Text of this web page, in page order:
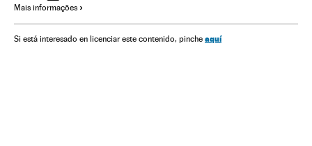
Mais informações
Si está interesado en licenciar este contenido, pinche aquí